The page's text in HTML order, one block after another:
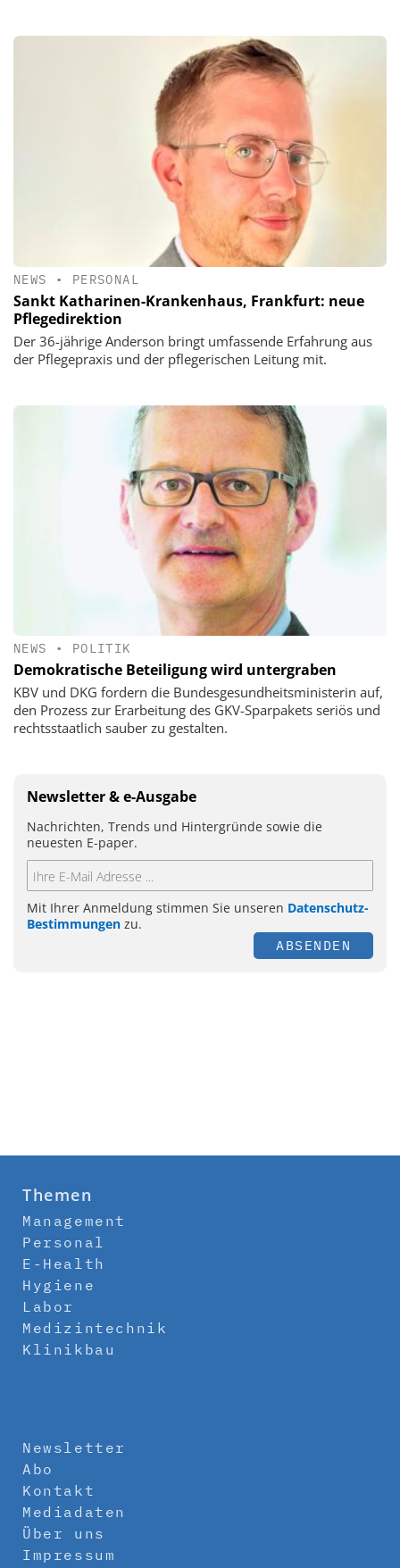
NEWS • PERSONAL
Sankt Katharinen-Krankenhaus, Frankfurt: neue
Pflegedirektion
Der 36-jährige Anderson bringt umfassende Erfahrung aus
der Pflegepraxis und der pflegerischen Leitung mit.
NEWS • POLITIK
Demokratische Beteiligung wird untergraben
KBV und DKG fordern die Bundesgesundheitsministerin auf,
den Prozess zur Erarbeitung des GKV-Sparpakets seriös und
rechtsstaatlich sauber zu gestalten.
Newsletter & e-Ausgabe
Nachrichten, Trends und Hintergründe sowie die
neuesten E-paper.
Mit Ihrer Anmeldung stimmen Sie unseren Datenschutz-
Bestimmungen zu.
ABSENDEN
Themen
Management
Personal
E-Health
Hygiene
Labor
Medizintechnik
Klinikbau
Newsletter
Abo
Kontakt
Mediadaten
Über uns
Impressum